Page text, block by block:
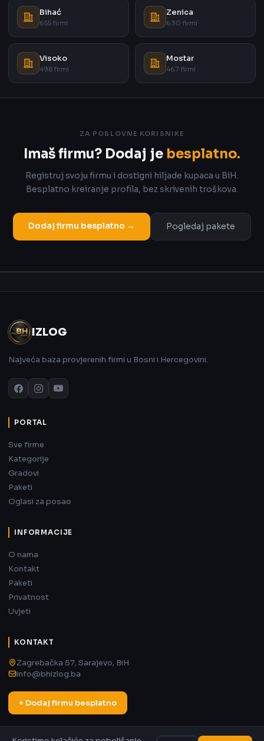
Bihać
655 firmi
Zenica
630 firmi
Visoko
498 firmi
Mostar
467 firmi
ZA POSLOVNE KORISNIKE
Imaš firmu? Dodaj je besplatno.
Registruj svoju firmu i dostigni hiljade kupaca u BiH.
Besplatno kreiranje profila, bez skrivenih troškova.
Dodaj firmu besplatno → Pogledaj pakete
IZLOG
Najveća baza provjerenih firmi u Bosni i Hercegovini.
PORTAL
Sve firme
Kategorije
Gradovi
Paketi
Oglasi za posao
INFORMACIJE
O nama
Kontakt
Paketi
Privatnost
Uvjeti
KONTAKT
Zagrebačka 57, Sarajevo, BiH
info@bhizlog.ba
+ Dodaj firmu besplatno